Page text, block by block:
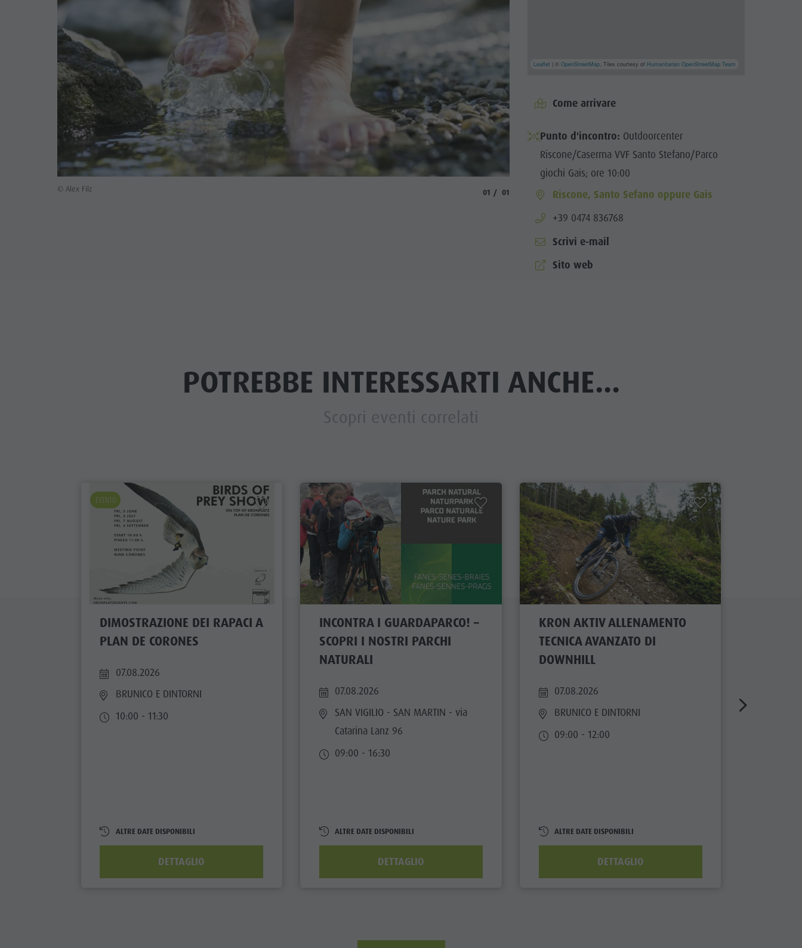
© Alex Filz aria.slide_indicator.prefix
01 aria.slide_indicator.of
01
Leaflet | ©OpenStreetMap, Tiles courtesy of Humanitarian OpenStreetMap Team
Come arrivare
Punto d'incontro: Outdoorcenter
Riscone/Caserma VVF Santo Stefano/Parco
giochi Gais; ore 10:00
Riscone, Santo Sefano oppure Gais
aria.phone:
+39 0474 836768
Scrivi e-mail
Sito web
POTREBBE INTERESSARTI ANCHE...
Scopri eventi correlati
EVENTO
DIMOSTRAZIONE DEI RAPACI A
PLAN DE CORONES
07.08.2026
BRUNICO E DINTORNI
10:00 - 11:30
ALTRE DATE DISPONIBILI
DETTAGLIO
INCONTRA I GUARDAPARCO! –
SCOPRI I NOSTRI PARCHI
NATURALI
07.08.2026
SAN VIGILIO - SAN MARTIN - via
Catarina Lanz 96
09:00 - 16:30
ALTRE DATE DISPONIBILI
DETTAGLIO
KRON AKTIV ALLENAMENTO
TECNICA AVANZATO DI
DOWNHILL
07.08.2026
BRUNICO E DINTORNI
09:00 - 12:00
ALTRE DATE DISPONIBILI
DETTAGLIO